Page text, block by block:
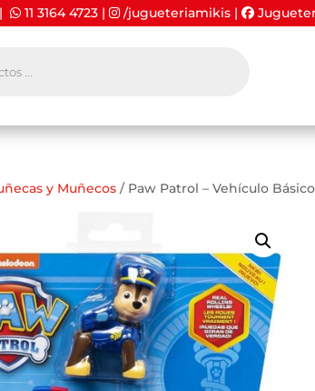
11 3164 4723| /jugueteriamikis|
y Muñecos / Paw Patrol – Vehículo